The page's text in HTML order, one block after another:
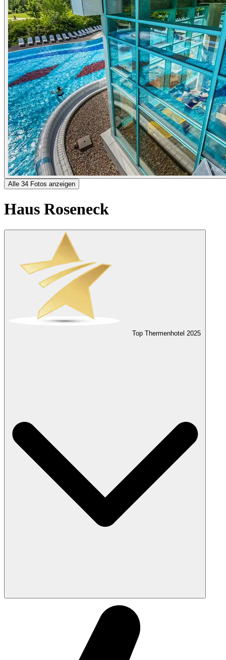
Alle 34 Fotos anzeigen
Haus Roseneck
Top Thermenhotel 2025